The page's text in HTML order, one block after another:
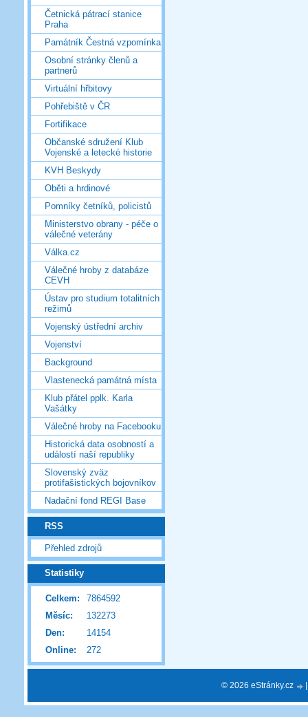
Četnická pátrací stanice
Praha
Památník Čestná vzpomínka
Osobní stránky členů a
partnerů
Virtuální hřbitovy
Pohřebiště v ČR
Fortifikace
Občanské sdružení Klub
Vojenské a letecké historie
KVH Beskydy
Oběti a hrdinové
Pomníky četníků, policistů
Ministerstvo obrany - péče o
válečné veterány
Válka.cz
Válečné hroby z databáze
CEVH
Ústav pro studium totalitních
režimů
Vojenský ústřední archiv
Vojenství
Background
Vlastenecká památná místa
Klub přátel pplk. Karla
Vašátky
Válečné hroby na Facebooku
Historická data osobností a
událostí naší republiky
Slovenský zväz
protifašistických bojovníkov
Nadační fond REGI Base
RSS
Přehled zdrojů
Statistiky
Online: 272
Celkem:
7864592
Měsíc:
132273
Den:
14154
© 2026 eStránky.cz